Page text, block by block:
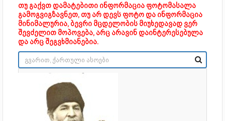
თუ გაქვთ დამატებითი ინფორმაცია ფოტომასალა
გამოგვიგზავნეთ, თუ არ დევს ფოტო და ინფორმაცია
მინიმალურია, ბევრი მცდელობის მიუხედავად ვერ
შევძელით მოპოვება, არც არავინ დაინტერესებულა
და არც შეგვხმიანებია.